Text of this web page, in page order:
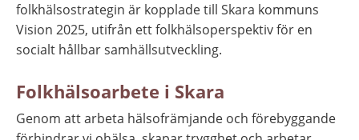
folkhälsostrategin är kopplade till Skara kommuns
Vision 2025, utifrån ett folkhälsoperspektiv för en
socialt hållbar samhällsutveckling.
Folkhälsoarbete i Skara
Genom att arbeta hälsofrämjande och förebyggande